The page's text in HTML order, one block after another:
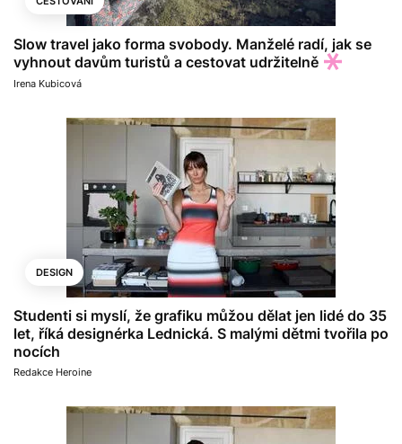
Slow travel jako forma svobody. Manželé radí, jak se
vyhnout davům turistů a cestovat udržitelně
Irena Kubicová
DESIGN
Studenti si myslí, že grafiku můžou dělat jen lidé do 35
let, říká designérka Lednická. S malými dětmi tvořila po
nocích
Redakce Heroine